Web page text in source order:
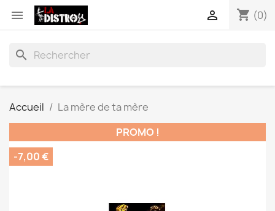
 shopping_cart (0)

search
Accueil
La mère de ta mère
PROMO !
-7,00 €